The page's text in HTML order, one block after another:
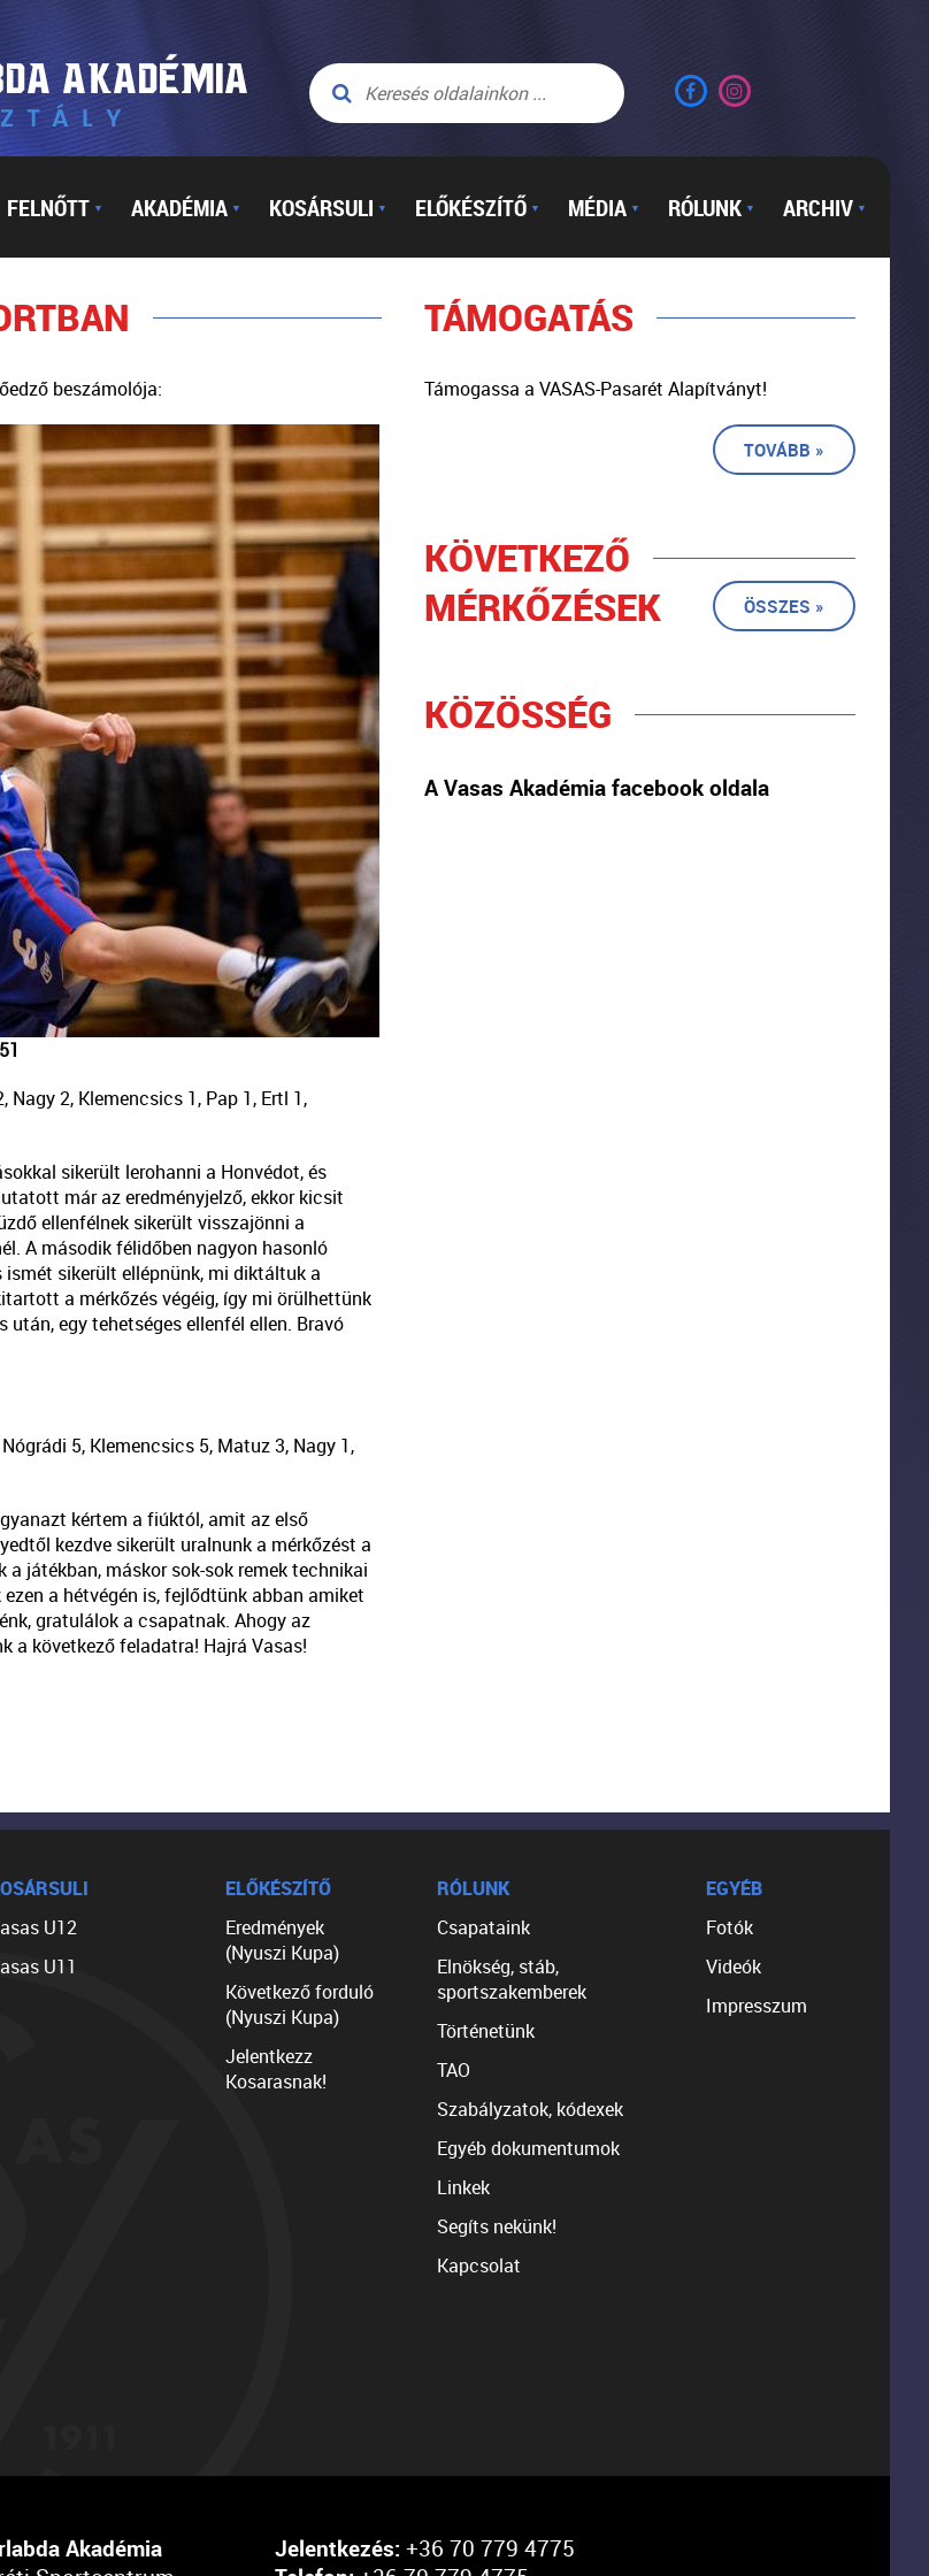
FELNŐTT ▼ AKADÉMIA ▼ KOSÁRSULI ▼ ELŐKÉSZÍTŐ ▼ MÉDIA ▼ RÓLUNK ▼ ARCHIV ▼
beszámolója:
2, Klemencsics 1, Pap 1, Ertl 1,
sikerült lerohanni a Honvédot, és
már az eredményjelző, ekkor kicsit
ellenfélnek sikerült visszajönni a
A második félidőben nagyon hasonló
sikerült ellépnünk, mi diktáltuk a
a mérkőzés végéig, így mi örülhettünk
egy tehetséges ellenfél ellen. Bravó
5, Klemencsics 5, Matuz 3, Nagy 1,
kértem a fiúktól, amit az első
kezdve sikerült uralnunk a mérkőzést a
játékban, máskor sok-sok remek technikai
a hétvégén is, fejlődtünk abban amiket
gratulálok a csapatnak. Ahogy az
a következő feladatra! Hajrá Vasas!
TÁMOGATÁS
Támogassa a VASAS-Pasarét Alapítványt!
TOVÁBB »
KÖVETKEZŐ
MÉRKŐZÉSEK
ÖSSZES »
KÖZÖSSÉG
A Vasas Akadémia facebook oldala
U12
U11
ELŐKÉSZÍTŐ
Eredmények
(Nyuszi Kupa)
Következő forduló
(Nyuszi Kupa)
Jelentkezz
Kosarasnak!
RÓLUNK
Csapataink
Elnökség, stáb,
sportszakemberek
Történetünk
TAO
Szabályzatok, kódexek
Egyéb dokumentumok
Linkek
Segíts nekünk!
Kapcsolat
EGYÉB
Fotók
Videók
Impresszum
Akadémia
Jelentkezés: +36 70 779 4775